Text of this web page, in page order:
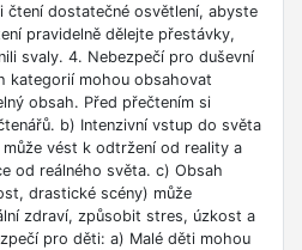
čtení dostatečné osvětlení, abyste
pravidelně dělejte přestávky,
svaly. 4. Nebezpečí pro duševní
kategorií mohou obsahovat
obsah. Před přečtením si
b) Intenzivní vstup do světa
vést k odtržení od reality a
od reálného světa. c) Obsah
drastické scény) může
zdraví, způsobit stres, úzkost a
pro děti: a) Malé děti mohou